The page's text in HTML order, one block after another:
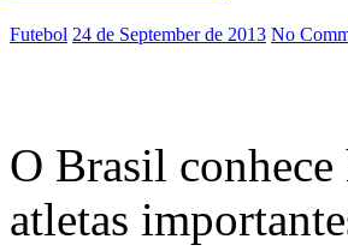
Futebol 24 de September de 2013 No
O Brasil
atletas